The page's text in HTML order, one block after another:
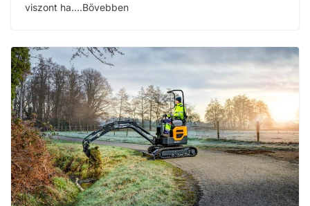
viszont ha….Bővebben